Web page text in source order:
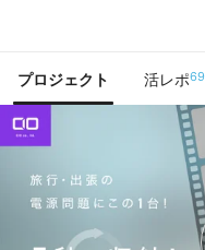
プロジェクト 活レポ69